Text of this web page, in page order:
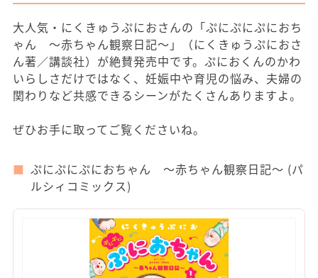
大人気・にくきゅうぷにおさんの「ぷにぷにぷにおち
ゃん ～赤ちゃん観察日記～」（にくきゅうぷにおさ
ん著／講談社）が絶賛発売中です。ぷにおくんのかわ
いらしさだけではなく、妊娠中や育児の悩み、夫婦の
関わりなど共感できるシーンがたくさんありますよ。
ぜひお手に取ってご覧くださいね。
ぷにぷにぷにおちゃん ～赤ちゃん観察日記～ (パ
ルシィコミックス)